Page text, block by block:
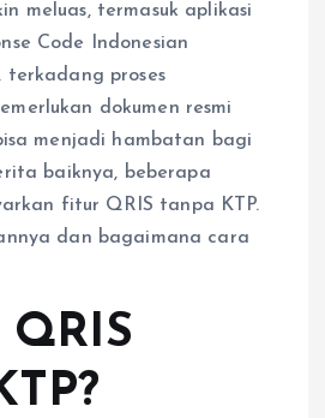
meluas, termasuk aplikasi
Code Indonesian
terkadang proses
dokumen resmi
menjadi hambatan bagi
baiknya, beberapa
fitur QRIS tanpa KTP.
dan bagaimana cara